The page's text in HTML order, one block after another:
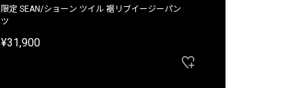
限定 SEAN/ショーン ツイル 裾リブイージーパン
ツ
¥31,900